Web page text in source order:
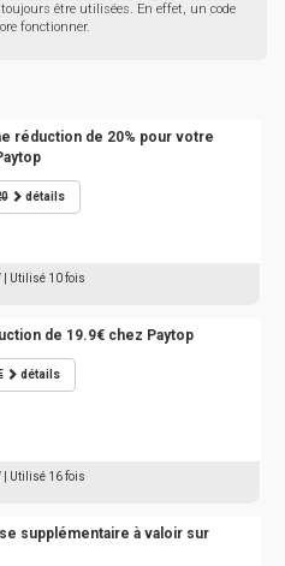
être utilisées. En effet, un code
fonctionner.
réduction de 20% pour votre
détails
| Utilisé 10 fois
de 19.9€ chez Paytop
détails
| Utilisé 16 fois
supplémentaire à valoir sur